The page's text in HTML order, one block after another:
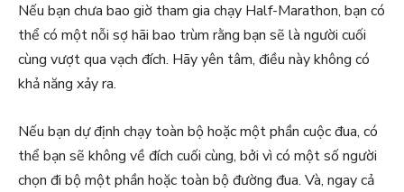
Nếu bạn chưa bao giờ tham gia chạy Half-Marathon, bạn có
thể có một nỗi sợ hãi bao trùm rằng bạn sẽ là người cuối
cùng vượt qua vạch đích. Hãy yên tâm, điều này không có
khả năng xảy ra.
Nếu bạn dự định chạy toàn bộ hoặc một phần cuộc đua, có
thể bạn sẽ không về đích cuối cùng, bởi vì có một số người
chọn đi bộ một phần hoặc toàn bộ đường đua. Và, ngay cả